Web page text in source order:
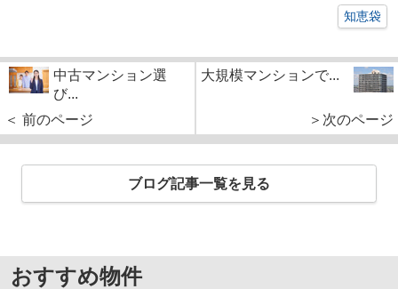
知恵袋
中古マンション選
び...
＜ 前のページ
大規模マンションで...
＞次のページ
ブログ記事一覧を見る
おすすめ物件